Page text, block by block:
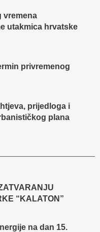
vremena
utakmica hrvatske
privremenog
prijedloga i
plana
“KALATON”
na dan 15.